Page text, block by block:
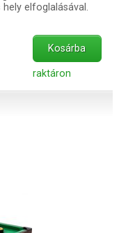
elfoglalásával.
Kosárba
raktáron